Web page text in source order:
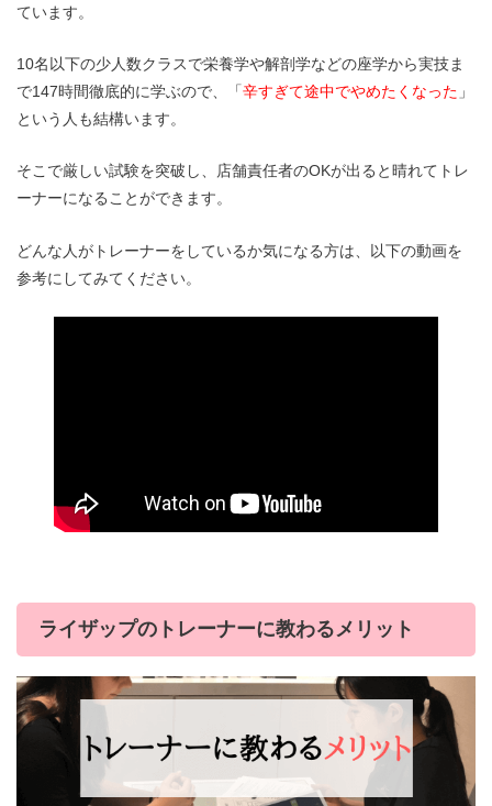
ています。
10名以下の少人数クラスで栄養学や解剖学などの座学から実技ま
で147時間徹底的に学ぶので、「辛すぎて途中でやめたくなった 」
という人も結構います。
そこで厳しい試験を突破し、店舗責任者のOKが出ると晴れてトレ
ーナーになることができます。
どんな人がトレーナーをしているか気になる方は、以下の動画を
参考にしてみてください。
ライザップのトレーナーに教わるメリット